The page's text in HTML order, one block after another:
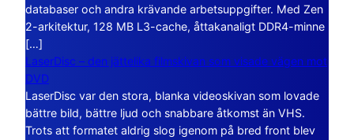
databaser och andra krävande arbetsuppgifter. Med Zen
2-arkitektur, 128 MB L3-cache, åttakanaligt DDR4-minne
[…]
LaserDisc – den jättelika filmskivan som visade vägen mot
DVD
LaserDisc var den stora, blanka videoskivan som lovade
bättre bild, bättre ljud och snabbare åtkomst än VHS.
Trots att formatet aldrig slog igenom på bred front blev